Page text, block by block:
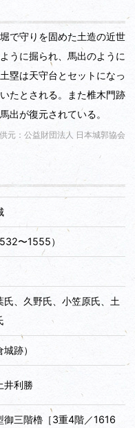
で守りを固めた土造の近世
うに掘られ、馬出のように
塁は天守台とセットになっ
たとされる。また椎木門跡
出が復元されている。
元：公益財団法人 日本城郭協会
〜1555）
氏、久野氏、小笠原氏、土
跡）
井利勝
御三階櫓［3重4階／1616